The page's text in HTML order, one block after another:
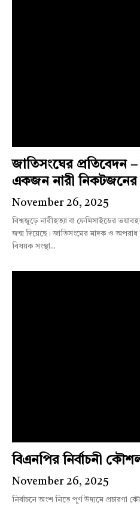
জাতিসংঘের প্রতিবেদন –
একজন নারী নিকটজনের
November 26, 2025
বিশ্বজুড়ে নারীহত্যা বা ফেমিসাইডের
জন্ম দিয়েছে। জাতিসংঘের মাদক ও
বিষয়ক সংস্থা...
বিএনপির নির্বাচনী
November 26, 2025
নির্বাচনে অংশ নিতে পূর্ণ উদ্যমে প্রচারণা